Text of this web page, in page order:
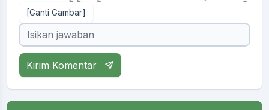
[Ganti Gambar]
Kirim Komentar